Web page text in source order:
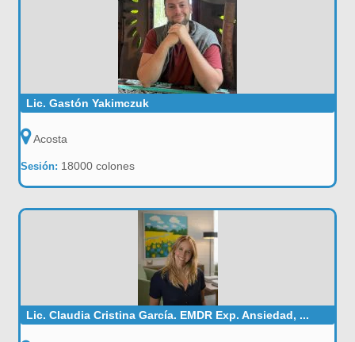
Lic. Gastón Yakimczuk
Acosta
Sesión: 18000 colones
Lic. Claudia Cristina García. EMDR Exp. Ansiedad, ...